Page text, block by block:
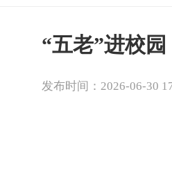
“五老”进校
发布时间：2026-06-30